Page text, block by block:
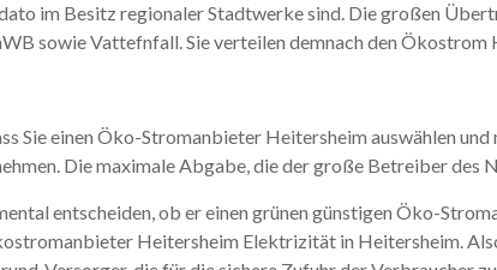
im Besitz regionaler Stadtwerke sind. Die großen
sowie Vattefnfall. Sie verteilen demnach den Ökostrom
Sie einen Öko-Stromanbieter Heitersheim auswählen
Die maximale Abgabe, die der große Betreiber
entscheiden, ob er einen grünen günstigen Öko-
Heitersheim Elektrizität in Heitersheim.